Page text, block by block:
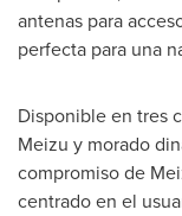
antenas para
perfecta para una
Disponible en tres
Meizu y morado
compromiso de
centrado en el